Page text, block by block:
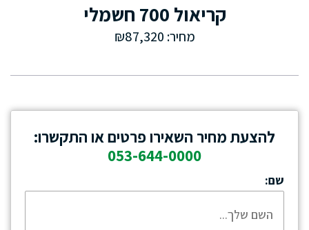
קריאול 700 חשמלי
מחיר: ₪87,320
להצעת מחיר השאירו פרטים או התקשרו:
053-644-0000
שם: